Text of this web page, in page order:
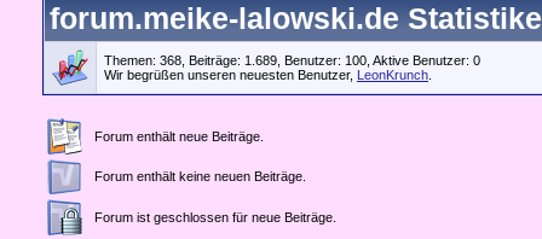
forum.meike-lalowski.de
Themen: 368, Beiträge: 1.689, Benutzer: 100, Aktive Benutzer: 0
Wir begrüßen unseren neuesten Benutzer, LeonKrunch
Forum enthält neue Beiträge.
Forum enthält keine neuen Beiträge.
Forum ist geschlossen für neue Beiträge.